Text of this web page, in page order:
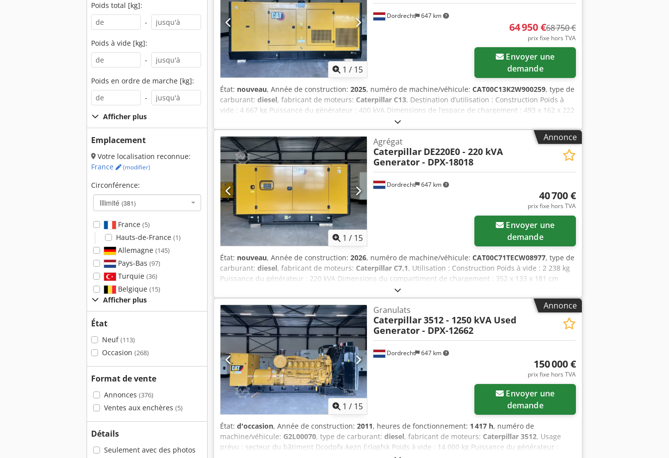
Poids total [kg]:
-
Poids à vide [kg]:
-
Poids en ordre de marche [kg]:
-
Afficher plus
Emplacement
Votre localisation reconnue:
France
(modifier)
Circonférence:
Illimité (381)
France (5)
Hauts-de-France (1)
Allemagne (145)
Pays-Bas (97)
Turquie (36)
Belgique (15)
Afficher plus
État
Neuf(113)
Occasion (268)
Format de vente
Annonces (376)
Ventes aux enchères (5)
Détails
Seulement avec des photos
1 / 15
Dordrecht 647 km
64 950 €68 750 €
prix fixe hors TVA
demande
État: nouveau, Année de construction: 2025, numéro de machine/véhicule: CAT00C13K2W900259, type de
carburant: diesel, fabricant de moteurs: Caterpillar C13, Destination d’utilisation : Construction Poids à
vide : 4 667 kg Puissance du générateur : 400 kVA Dimensions de l’espace de chargement : 493 x 162 x 222
cm Marquage CE : oui Dcodpfx Agsy T Uwdsfek Volume du réservoir d’eau : 800 l Pays de production :
Chine Veuillez contacter l’équipe DPX pour plus d’informations. = Options et accessoires supplémentaires
= - Batterie - Tableau de commande - Toiture en acier - Citerne
Annonce
1 / 15
Dordrecht 647 km
Agrégat
Caterpillar DE220E0 - 220 kVA
Generator - DPX-18018
40 700 €
prix fixe hors TVA
demande
État: nouveau, Année de construction: 2026, numéro de machine/véhicule: CAT00C71TECW08977, type de
carburant: diesel, fabricant de moteurs: Caterpillar C7.1, Utilisation : Construction Poids à vide : 2 238 kg
Puissance du générateur : 220 kVA Dimensions du compartiment de chargement : 352 x 133 x 181 cm
Certification CE : oui Volume du réservoir d'eau : 418 l Dodpfx Agew Thn Usfjck Pays de fabrication :
Royaume-Uni Contactez l'équipe DPX pour plus d'informations. = Autres options et accessoires = - Batterie
- Tableau de commande - Toit en acier - Réservoir
Annonce
1 / 15
Dordrecht 647 km
Granulats
Caterpillar3512 - 1250 kVA Used
Generator - DPX-12662
150 000 €
prix fixe hors TVA
demande
État: d'occasion, Année de construction: 2011, heures de fonctionnement: 1 417 h, numéro de
machine/véhicule: G2L00070, type de carburant: diesel, fabricant de moteurs: Caterpillar 3512, Usage
prévu : secteur du bâtiment Dcodpfx Aezn Erlogfsk Poids à vide : 14 000 kg Puissance du générateur :